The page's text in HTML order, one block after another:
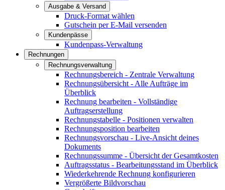
Ausgabe & Versand
Druck-Format wählen
Gutschein per E-Mail versenden
Kundenpässe
Kundenpass-Verwaltung
Rechnungen
Rechnungsverwaltung
Rechnungsbereich - Zentrale Verwaltung
Rechnungsübersicht - Alle Aufträge im
Überblick
Rechnung bearbeiten - Vollständige
Auftragserstellung
Rechnungstabelle - Positionen verwalten
Rechnungsposition bearbeiten
Rechnungsvorschau - Live-Ansicht deines
Dokuments
Rechnungssumme - Übersicht der Gesamtkosten
Auftragsstatus - Bearbeitungsstand im Überblick
Wiederkehrende Rechnung konfigurieren
Vergrößerte Bildvorschau